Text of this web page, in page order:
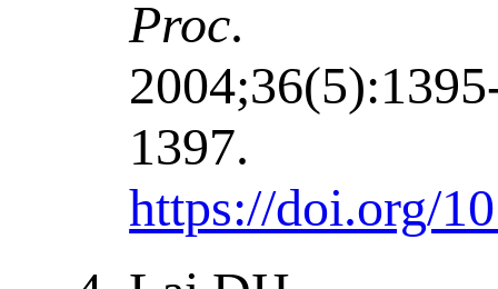
Proc.
1397.
https://doi.org/